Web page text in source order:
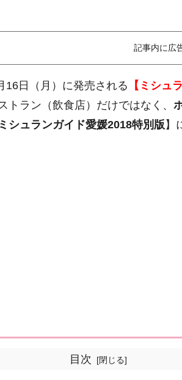
記事内に広
16日（月）に発売される 【ミシュ
トラン（飲食店）だけではなく、
ミシュランガイド愛媛2018特別版 】
目次